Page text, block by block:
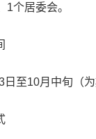
1个居委会。
日至10月中旬（为